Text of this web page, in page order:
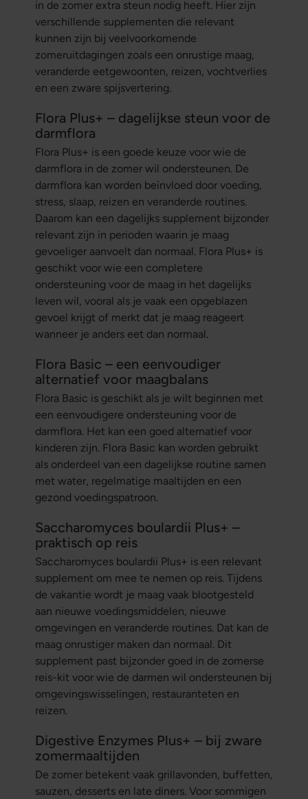
in de zomer extra steun nodig heeft. Hier zijn
verschillende supplementen die relevant
kunnen zijn bij veelvoorkomende
zomeruitdagingen zoals een onrustige maag,
veranderde eetgewoonten, reizen, vochtverlies
en een zware spijsvertering.
Flora Plus+ – dagelijkse steun voor de
darmflora
Flora Plus+ is een goede keuze voor wie de
darmflora in de zomer wil ondersteunen. De
darmflora kan worden beïnvloed door voeding,
stress, slaap, reizen en veranderde routines.
Daarom kan een dagelijks supplement bijzonder
relevant zijn in perioden waarin je maag
gevoeliger aanvoelt dan normaal. Flora Plus+ is
geschikt voor wie een completere
ondersteuning voor de maag in het dagelijks
leven wil, vooral als je vaak een opgeblazen
gevoel krijgt of merkt dat je maag reageert
wanneer je anders eet dan normaal.
Flora Basic – een eenvoudiger
alternatief voor maagbalans
Flora Basic is geschikt als je wilt beginnen met
een eenvoudigere ondersteuning voor de
darmflora. Het kan een goed alternatief voor
kinderen zijn. Flora Basic kan worden gebruikt
als onderdeel van een dagelijkse routine samen
met water, regelmatige maaltijden en een
gezond voedingspatroon.
Saccharomyces boulardii Plus+ –
praktisch op reis
Saccharomyces boulardii Plus+ is een relevant
supplement om mee te nemen op reis. Tijdens
de vakantie wordt je maag vaak blootgesteld
aan nieuwe voedingsmiddelen, nieuwe
omgevingen en veranderde routines. Dat kan de
maag onrustiger maken dan normaal. Dit
supplement past bijzonder goed in de zomerse
reis-kit voor wie de darmen wil ondersteunen bij
omgevingswisselingen, restauranteten en
reizen.
Digestive Enzymes Plus+ – bij zware
zomermaaltijden
De zomer betekent vaak grillavonden, buffetten,
sauzen, desserts en late diners. Voor sommigen